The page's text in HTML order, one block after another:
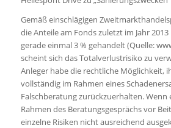
Gemäß einschlägigen
die Anteile am Fonds zuletzt im Jahr
gerade einmal 3 % gehandelt (Quelle:
scheint sich das Totalverlustrisiko zu
Anleger habe die rechtliche Möglichkeit,
vollständig im Rahmen eines
Falschberatung zurückzuerhalten. Wenn
Rahmen des Beratungsgesprächs vor
einzelne Risiken nicht ausreichend